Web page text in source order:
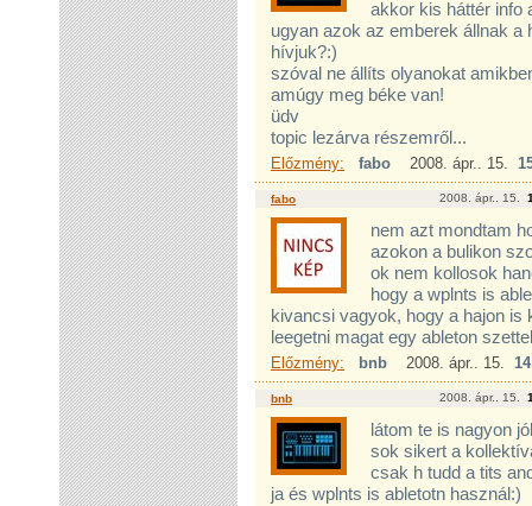
akkor kis háttér info
ugyan azok az emberek állnak a
hívjuk?:)
szóval ne állíts olyanokat
amúgy meg béke van!
üdv
topic lezárva részemről...
Előzmény: fabo 2008. ápr.. 15.
fabo 2008. ápr.. 15.
nem azt mondtam
azokon a bulikon
ok nem kollosok
hogy a wplnts is
kivancsi vagyok, hogy a hajon is
leegetni magat egy ableton
Előzmény: bnb 2008. ápr.. 15.
bnb 2008. ápr.. 15.
látom te is nagyon
sok sikert a
csak h tudd a tits
ja és wplnts is abletotn használ:)